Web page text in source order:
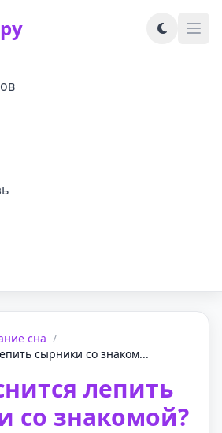
сна /
сырники со знаком...
лепить
со знакомой?